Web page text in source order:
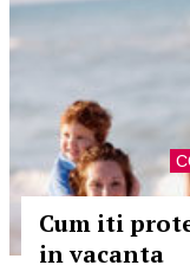
Cum iti
in vacanta